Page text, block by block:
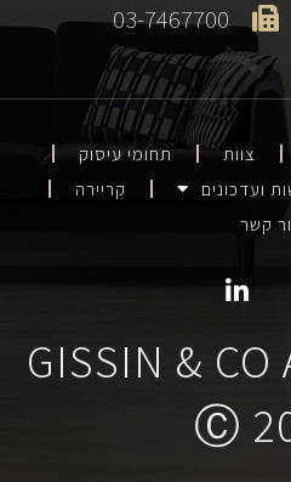
03-7467700
צוות
תחומי עיסוק
ועדכונים
קריירה
קשר
GISSIN & CO
Ⓒ